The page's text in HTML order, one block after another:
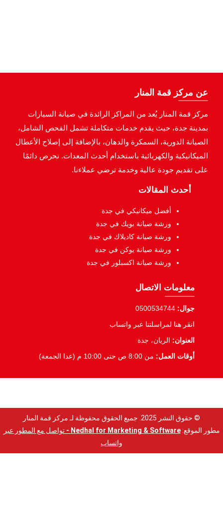
عن مركز قمة المنار
مركز قمة المنار يُعد من المراكز الرائدة في صيانة السيارات
بمدينة جدة، حيث يقدم خدمات متكاملة تشمل الفحص الشامل،
الصيانة الدورية، السمكرة والدهان، بالإضافة إلى إصلاح الأعطال
الميكانيكية والكهربائية باستخدام أحدث المعدات. نحرص دائمًا
على تقديم جودة عالية وخدمة ترضي عملاءنا.
أحدث المقالات
أفضل ميكانيكي في جدة
ورشة صيانة بويك في جدة
ورشة صيانة كاديلاك في جدة
ورشة صيانة يوكن في جدة
ورشة صيانة اكسبلور في جدة
معلومات الاتصال
جوال: 0500534744
انقر هنا لمراسلتنا عبر واتساب
العنوان: الريان، جدة
أوقات العمل: من 8:00 ص حتى 10:00 م (عدا الجمعة)
© حقوق النشر 2025. جميع الحقوق محفوظة لـ مركز قمة المنار
مطور الموقع:Nedhal for Marketing & Software -
تواصل مع المطور عبر
واتساب